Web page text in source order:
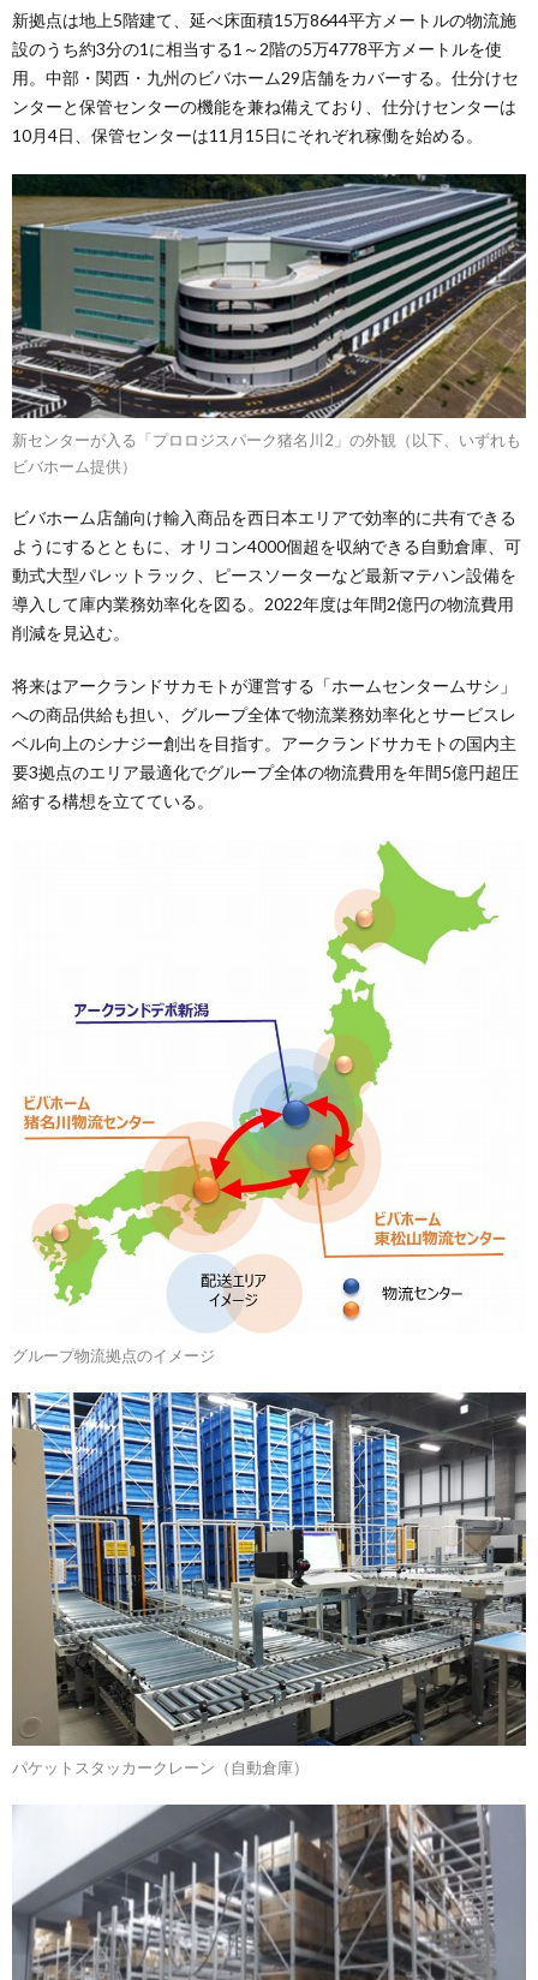
新拠点は地上5階建て、延べ床面積15万8644平方メートルの物流施
設のうち約3分の1に相当する1～2階の5万4778平方メートルを使
用。中部・関西・九州のビバホーム29店舗をカバーする。仕分けセ
ンターと保管センターの機能を兼ね備えており、仕分けセンターは
10月4日、保管センターは11月15日にそれぞれ稼働を始める。
新センターが入る「プロロジスパーク猪名川2」の外観（以下、いずれも
ビバホーム提供）
ビバホーム店舗向け輸入商品を西日本エリアで効率的に共有できる
ようにするとともに、オリコン4000個超を収納できる自動倉庫、可
動式大型パレットラック、ピースソーターなど最新マテハン設備を
導入して庫内業務効率化を図る。2022年度は年間2億円の物流費用
削減を見込む。
将来はアークランドサカモトが運営する「ホームセンタームサシ」
への商品供給も担い、グループ全体で物流業務効率化とサービスレ
ベル向上のシナジー創出を目指す。アークランドサカモトの国内主
要3拠点のエリア最適化でグループ全体の物流費用を年間5億円超圧
縮する構想を立てている。
グループ物流拠点のイメージ
パケットスタッカークレーン（自動倉庫）